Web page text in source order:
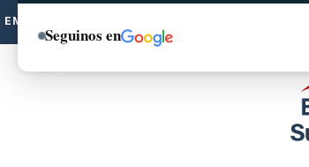
EMPRENDE VERDE
Seguinos en